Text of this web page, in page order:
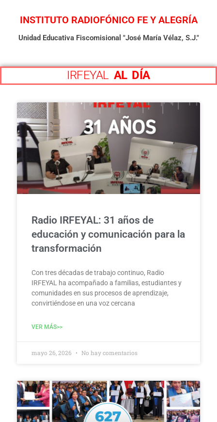
INSTITUTO RADIOFÓNICO FE Y ALEGRÍA
Unidad Educativa Fiscomisional "José María Vélaz, S.J."
IRFEYAL AL DÍA
Radio IRFEYAL: 31 años de
educación y comunicación para la
transformación
Con tres décadas de trabajo continuo, Radio
IRFEYAL ha acompañado a familias, estudiantes y
comunidades en sus procesos de aprendizaje,
convirtiéndose en una voz cercana
VER MÁS>>
mayo 26, 2026 No hay comentarios